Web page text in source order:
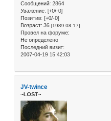
Сообщений: 2864
Уважение: [+0/-0]
Позитив: [+0/-0]
Возраст: 36 [1989-08-17]
Провел на форуме:
Не определено
Последний визит:
2007-04-19 15:42:03
JV-twince
~LOST~